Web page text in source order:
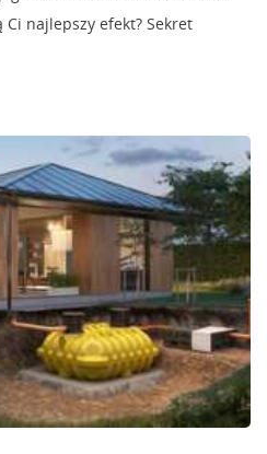
najlepszy efekt? Sekret